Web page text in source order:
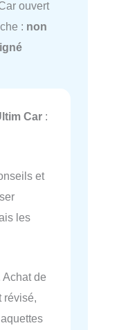
ouvert
: non
Car :
et
les
de
révisé,